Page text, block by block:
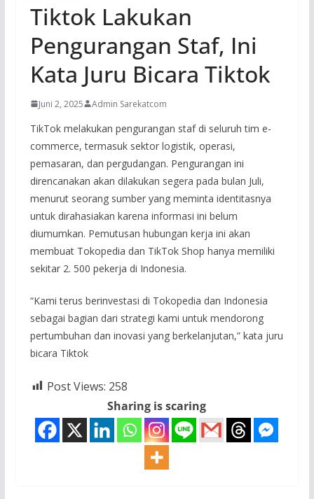
Tiktok Lakukan
Pengurangan Staf, Ini
Kata Juru Bicara Tiktok
Juni 2, 2025 Admin Sarekatcom
TikTok melakukan pengurangan staf di seluruh tim e-
commerce, termasuk sektor logistik, operasi,
pemasaran, dan pergudangan. Pengurangan ini
direncanakan akan dilakukan segera pada bulan Juli,
menurut seorang sumber yang meminta identitasnya
untuk dirahasiakan karena informasi ini belum
diumumkan. Pemutusan hubungan kerja ini akan
membuat Tokopedia dan TikTok Shop hanya memiliki
sekitar 2. 500 pekerja di Indonesia.
“Kami terus berinvestasi di Tokopedia dan Indonesia
sebagai bagian dari strategi kami untuk mendorong
pertumbuhan dan inovasi yang berkelanjutan,” kata juru
bicara Tiktok
Post Views: 258
Sharing is scaring